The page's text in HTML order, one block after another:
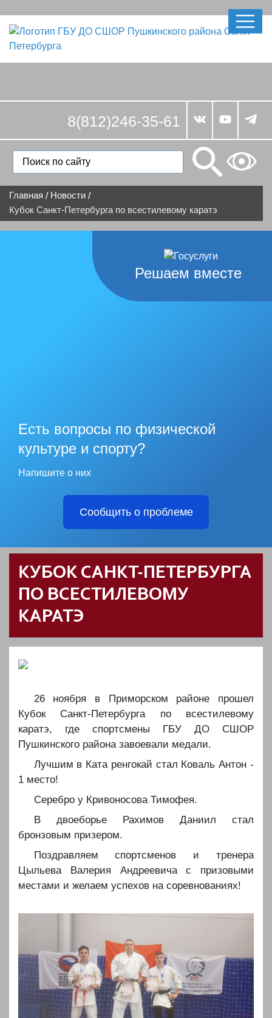
8(812)246-35-61
Главная / Новости /
Кубок Санкт-Петербурга по всестилевому каратэ
Решаем вместе
Есть вопросы по физической
культуре и спорту?
Напишите о них
Сообщить о проблеме
КУБОК САНКТ-ПЕТЕРБУРГА
ПО ВСЕСТИЛЕВОМУ
КАРАТЭ
26 ноября в Приморском районе прошел
Кубок Санкт-Петербурга по всестилевому
каратэ, где спортсмены ГБУ ДО СШОР
Пушкинского района завоевали медали.
Лучшим в Ката ренгокай стал Коваль Антон -
1 место!
Серебро у Кривоносова Тимофея.
В двоеборье Рахимов Даниил стал
бронзовым призером.
Поздравляем спортсменов и тренера
Цыльева Валерия Андреевича с призовыми
местами и желаем успехов на соревнованиях!